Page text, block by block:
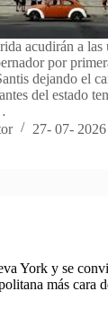
acudirán a las
por
dejando el
del estado
27- 07- 2026
York y se
más cara